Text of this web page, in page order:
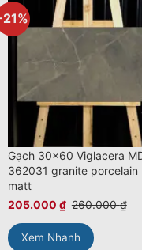
Gạch 30×60 Viglacera
362031 granite porcelain
matt
205.000 ₫ 260.000₫
Xem Nhanh